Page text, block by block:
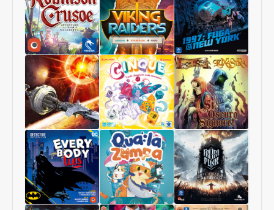
Pianeti
Sconosciuti
Terrorscape
Il
Regno
dei
Funghi
Robinson
Crusoe
Collector
Edition
Viking
Raiders
1997:
Fuga
da
New
York
Starship
Interstellar
Cinque
Sì,
Oscuro
Signore
Luxastra